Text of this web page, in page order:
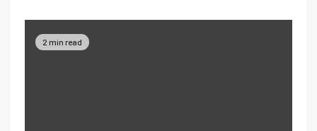
2 min read